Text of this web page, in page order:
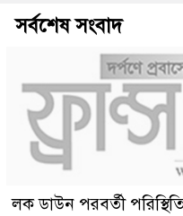
সর্বশেষ সংবাদ
লক ডাউন পরবর্তী